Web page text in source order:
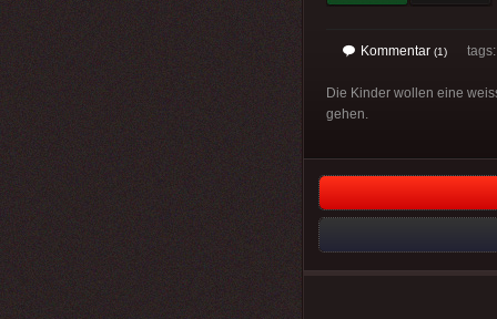
Kommentar (1)
Die Kinder wollen eine
gehen.